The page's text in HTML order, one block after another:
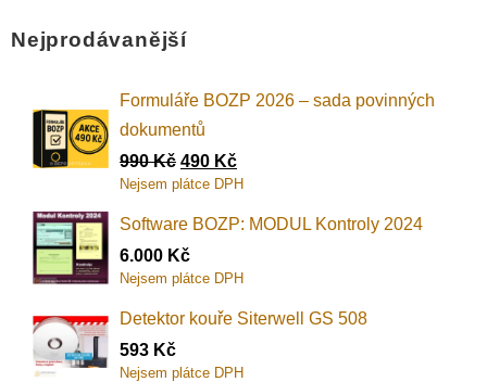
Nejprodávanější
Formuláře BOZP 2026 – sada povinných
dokumentů
990Kč 490 Kč
Nejsem plátce DPH
Software BOZP: MODUL Kontroly 2024
6.000 Kč
Nejsem plátce DPH
Detektor kouře Siterwell GS 508
593 Kč
Nejsem plátce DPH